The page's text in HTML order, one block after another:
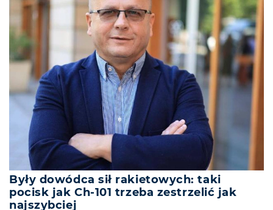
Były dowódca sił rakietowych: taki
pocisk jak Ch-101 trzeba zestrzelić jak
najszybciej